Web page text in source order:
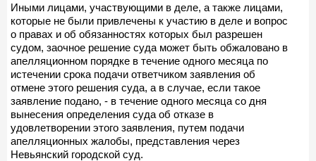
Иными лицами, участвующими в деле, а также лицами,
которые не были привлечены к участию в деле и вопрос
о правах и об обязанностях которых был разрешен
судом, заочное решение суда может быть обжаловано в
апелляционном порядке в течение одного месяца по
истечении срока подачи ответчиком заявления об
отмене этого решения суда, а в случае, если такое
заявление подано, - в течение одного месяца со дня
вынесения определения суда об отказе в
удовлетворении этого заявления, путем подачи
апелляционных жалобы, представления через
Невьянский городской суд.